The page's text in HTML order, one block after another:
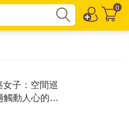
0
女子：空間巡
觸動人心的設